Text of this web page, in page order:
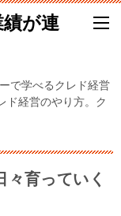
が連
で学べるクレド経営
ド経営のやり方。ク
育っていく